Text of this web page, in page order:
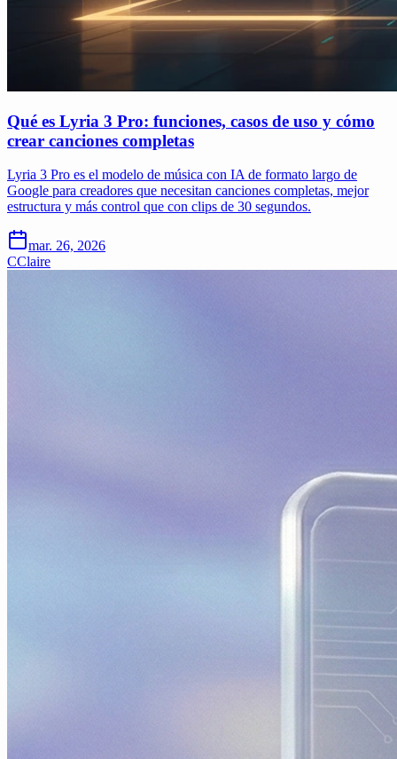
Qué es Lyria 3 Pro: funciones, casos de uso y cómo
crear canciones completas
Lyria 3 Pro es el modelo de música con IA de formato largo de
Google para creadores que necesitan canciones completas, mejor
estructura y más control que con clips de 30 segundos.
mar. 26, 2026
CClaire